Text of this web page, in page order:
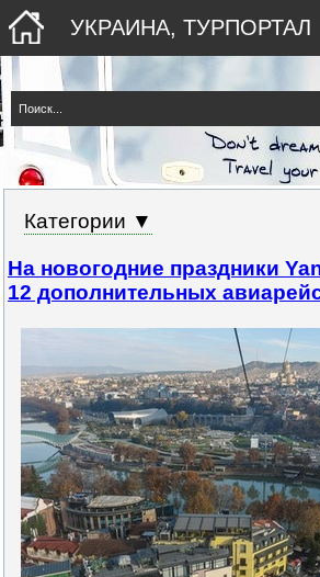
УКРАИНА, ТУРПОРТАЛ
Категории ▼
На новогодние праздники
12 дополнительных